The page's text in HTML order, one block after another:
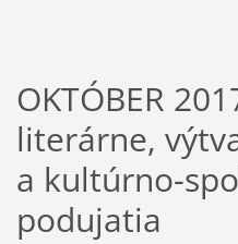
OKTÓBER
literárne,
a kultúrno-
podujatia